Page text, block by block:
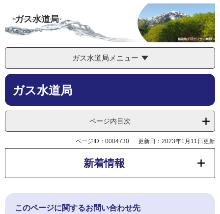
ガス水道局
ガス水道局メニュー
本
ガス水道局
ページ内目次
ページID：0004730 更新日：2023年1月11日更新
新着情報
このページに関するお問い合わせ先